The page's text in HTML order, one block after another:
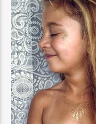
Radio
Elyon
Elyon Hits